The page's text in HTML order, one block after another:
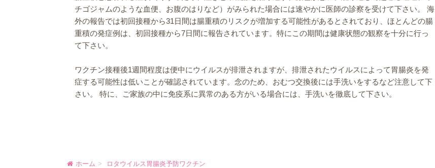
チゴジャムのような血便、お腹のはりなど）がみられた場合には速やかに医師の診察を受けて下さい。 海
外の報告では初回接種から31日間は腸重積のリスクが増加する可能性があるとされており、ほとんどの腸
重積の発症例は、初回接種から7日間に報告されています。特にこの期間は健康状態の観察を十分に行っ
て下さい。
ワクチン接種後1週間程度は便中にウイルスが排泄されますが、排泄されたウイルスによって胃腸炎を発
症する可能性は低いことが確認されています。念のため、おむつ交換後には手洗いをするなど注意して下
さい。 特に、ご家族の中に免疫系に異常のある方がいる場合には、手洗いを徹底して下さい。
ホーム ロタウイルス胃腸炎予防ワクチン